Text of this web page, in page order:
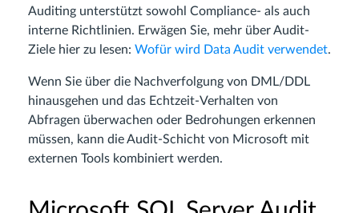
Auditing unterstützt sowohl Compliance- als auch
interne Richtlinien. Erwägen Sie, mehr über Audit-
Ziele hier zu lesen: Wofür wird Data Audit verwendet.
Wenn Sie über die Nachverfolgung von DML/DDL
hinausgehen und das Echtzeit-Verhalten von
Abfragen überwachen oder Bedrohungen erkennen
müssen, kann die Audit-Schicht von Microsoft mit
externen Tools kombiniert werden.